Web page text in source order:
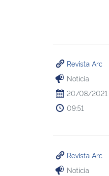
Revista Arc
Notícia
20/08/2021
09:51
Revista Arc
Notícia